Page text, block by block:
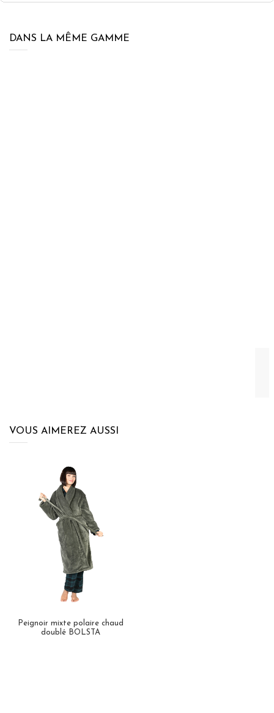
DANS LA MÊME GAMME
VOUS AIMEREZ AUSSI
Peignoir mixte polaire chaud
doublé BOLSTA